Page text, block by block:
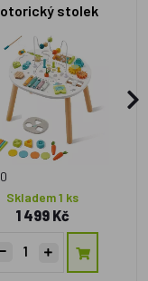
stolek
Skladem 1 ks
1 499 Kč